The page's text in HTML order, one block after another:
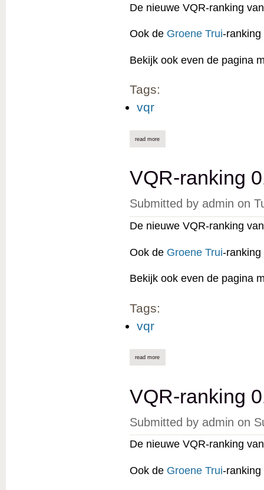
De nieuwe VQR-ranking
Ook de Groene Trui-
Bekijk ook even de pagina
Tags:
vqr
read more
VQR-ranking
Submitted by admin on
De nieuwe VQR-ranking
Ook de Groene Trui-
Bekijk ook even de pagina
Tags:
vqr
read more
VQR-ranking
Submitted by admin on
De nieuwe VQR-ranking
Ook de Groene Trui-